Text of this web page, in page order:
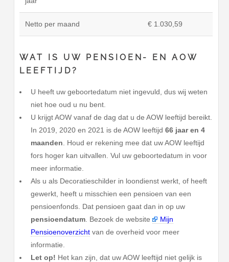
Netto per maand € 1.030,59
WAT IS UW PENSIOEN- EN AOW
LEEFTIJD?
U heeft uw geboortedatum niet ingevuld, dus wij weten
niet hoe oud u nu bent.
U krijgt AOW vanaf de dag dat u de AOW leeftijd bereikt.
In 2019, 2020 en 2021 is de AOW leeftijd 66 jaar en 4
maanden . Houd er rekening mee dat uw AOW leeftijd
fors hoger kan uitvallen. Vul uw geboortedatum in voor
meer informatie.
Als u als Decoratieschilder in loondienst werkt, of heeft
gewerkt, heeft u misschien een pensioen van een
pensioenfonds. Dat pensioen gaat dan in op uw
pensioendatum. Bezoek de website
Mijn
Pensioenoverzichtvan de overheid voor meer
informatie.
Let op! Het kan zijn, dat uw AOW leeftijd niet gelijk is